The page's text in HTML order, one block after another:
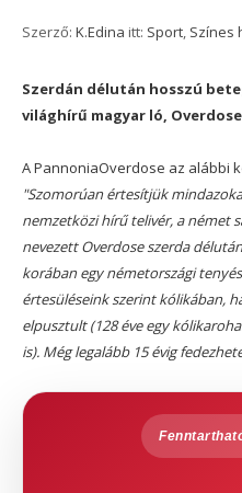
Szerző: K.Edina itt: Sport, Színes
Szerdán délután hosszú
világhírű magyar ló,
A PannoniaOverdose az alábbi
"Szomorúan értesítjük
nemzetközi hírű telivér, a német
nevezett Overdose szerda
korában egy németországi
értesüléseink szerint kólikában,
elpusztult (128 éve egy
is). Még legalább 15 évig